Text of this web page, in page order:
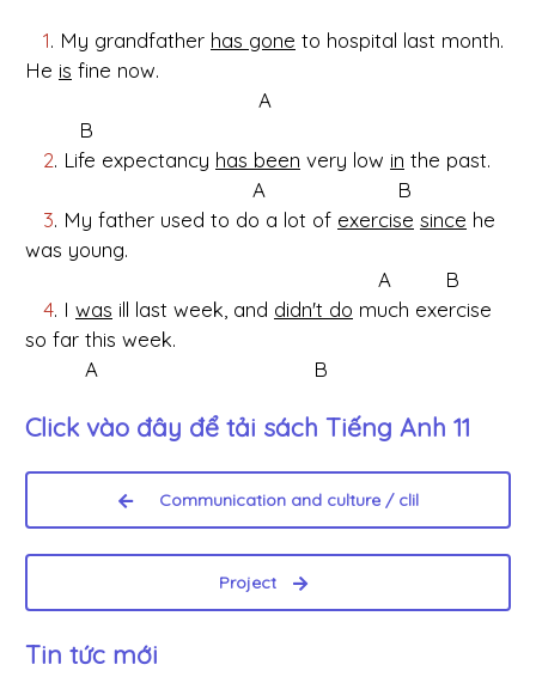
1. My grandfather has gone to hospital last month.
He is fine now.
A
B
2. Life expectancy has been very low in the past.
A B
3. My father used to do a lot of exercise since he
was young.
A B
4. I was ill last week, and didn't do much exercise
so far this week.
A B
Click vào đây để tải sách Tiếng Anh 11
Communication and culture / clil
Project
Tin tức mới